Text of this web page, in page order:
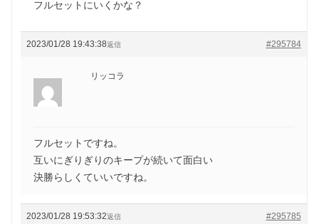
フルセットにいくかな？
2023/01/28 19:43:38 #295784
返信
リッコラ
フルセットですね。
互いにぎりぎりのキープが続いて面白い
決勝らしくていいですね。
2023/01/28 19:53:32 #295785
返信